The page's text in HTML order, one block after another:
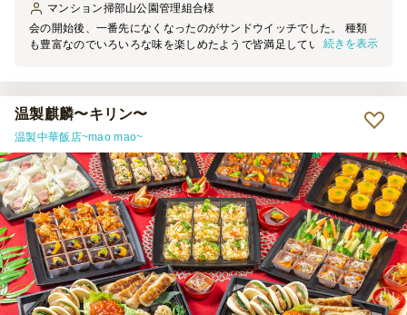
マンション掃部山公園管理組合様
会の開始後、一番先になくなったのがサンドウイッチでした。 種類
も豊富なのでいろいろな味を楽しめたようで皆満足していました た
続きを表示
温製麒麟〜キリン〜
温製中華飯店~mao mao~